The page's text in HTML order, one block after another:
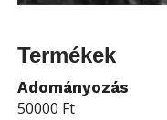
Termékek
Adományozás
50000 Ft